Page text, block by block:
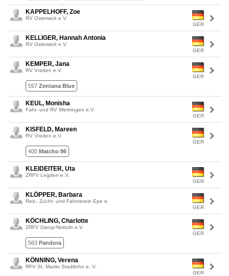
GER
KAPPELHOFF, Zoe
RV Osterwick e.V.
GER
KELLIGER, Hannah Antonia
RV Osterwick e.V.
GER
KEMPER, Jana
RV Vreden e.V.
557 Zentana Blue
GER
KEUL, Monisha
Fahr- und RV Wettringen e.V.
GER
KISFELD, Mareen
RV Vreden e.V.
400 Matcho 86
GER
KLEIDEITER, Uta
ZRFV Legden e.V.
GER
KLÖPPER, Barbara
Reit-, Zucht- und Fahrverein Epe e.
GER
KÖCHLING, Charlotte
ZRFV Darup-Nottuln e.V.
563 Pandora
GER
KÖNNING, Verena
RFV St. Martin Stadtlohn e. V.